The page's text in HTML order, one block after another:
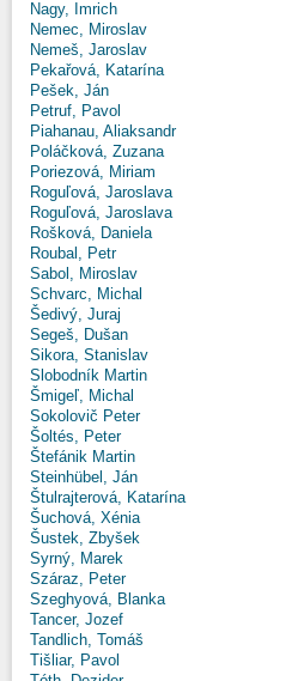
Nagy, Imrich
Nemec, Miroslav
Nemeš, Jaroslav
Pekařová, Katarína
Pešek, Ján
Petruf, Pavol
Piahanau, Aliaksandr
Poláčková, Zuzana
Poriezová, Miriam
Roguľová, Jaroslava
Roguľová, Jaroslava
Rošková, Daniela
Roubal, Petr
Sabol, Miroslav
Schvarc, Michal
Šedivý, Juraj
Segeš, Dušan
Sikora, Stanislav
Slobodník Martin
Šmigeľ, Michal
Sokolovič Peter
Šoltés, Peter
Štefánik Martin
Steinhübel, Ján
Štulrajterová, Katarína
Šuchová, Xénia
Šustek, Zbyšek
Syrný, Marek
Száraz, Peter
Szeghyová, Blanka
Tancer, Jozef
Tandlich, Tomáš
Tišliar, Pavol